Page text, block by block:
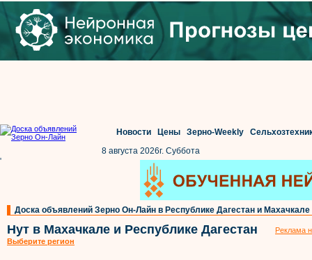
Новости Цены Зерно-Weekly
8 августа 2026г. Суббота
'
Доска объявлений Зерно Он-Лайн в Республике Дагестан и Махачкале
Нут в Махачкале и Республике Дагестан
Выберите регион
Реклама